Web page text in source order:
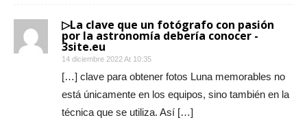
▷La clave que un fotógrafo con pasión
por la astronomía debería conocer -
3site.eu
14 diciembre 2022 At 10:35
[…] clave para obtener fotos Luna memorables no
está únicamente en los equipos, sino también en la
técnica que se utiliza. Así […]